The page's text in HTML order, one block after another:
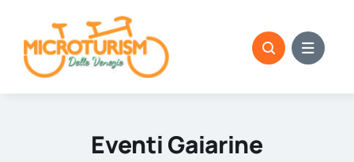
content
Eventi Gaiarine